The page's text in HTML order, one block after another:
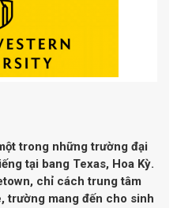
trong những trường đại
tại bang Texas, Hoa Kỳ.
chỉ cách trung tâm
trường mang đến cho sinh